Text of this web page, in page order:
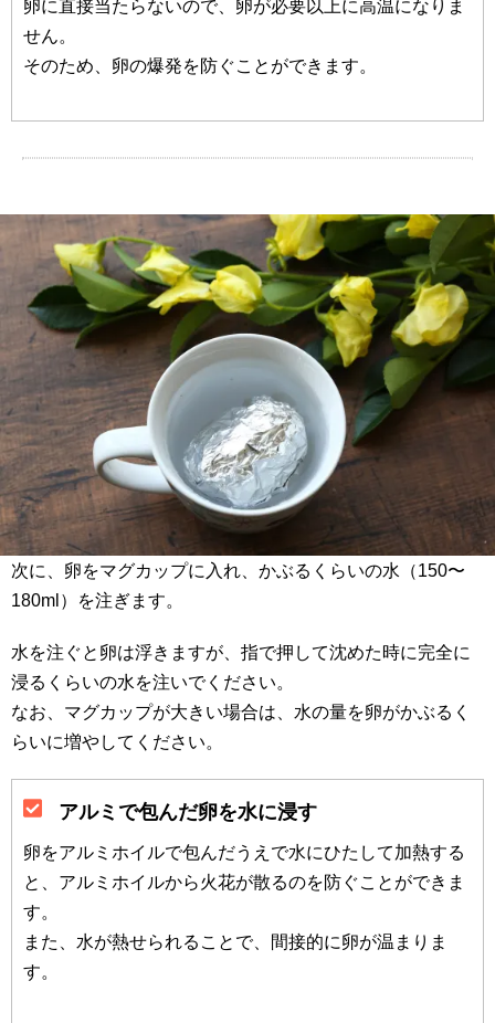
卵に直接当たらないので、卵が必要以上に高温になりま
せん。
そのため、卵の爆発を防ぐことができます。
次に、卵をマグカップに入れ、かぶるくらいの水（150〜
180ml）を注ぎます。
水を注ぐと卵は浮きますが、指で押して沈めた時に完全に
浸るくらいの水を注いでください。
なお、マグカップが大きい場合は、水の量を卵がかぶるく
らいに増やしてください。
アルミで包んだ卵を水に浸す
卵をアルミホイルで包んだうえで水にひたして加熱する
と、アルミホイルから火花が散るのを防ぐことができま
す。
また、水が熱せられることで、間接的に卵が温まりま
す。